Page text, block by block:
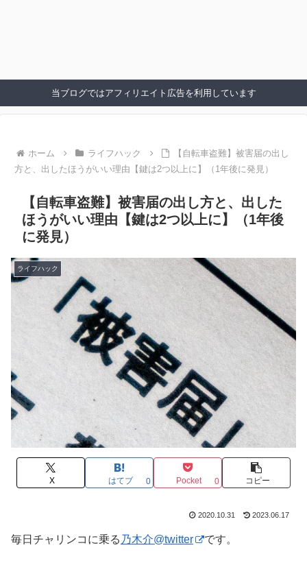
当ブログではアフィリエイト広告を利用しています
ホーム ライフハック
【自転車盗難】被害届の出し
方と、出したほうがいい理由【鍵は2つ以上に】（1年後に発見）
【自転車盗難】被害届の出し方と、出した
ほうがいい理由【鍵は2つ以上に】（1年後
に発見）
ライフハック
X はてブ 0 Pocket 0 コピー
2020.10.31 2023.06.17
毎日チャリンコに乗る 乃木介@twitter です。